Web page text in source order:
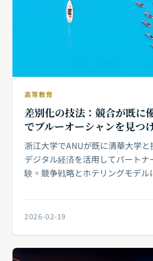
高等教育
差別化の技法：競合が既に
でブルーオーシャンを見つ
浙江大学でANUが既に清華大学
デジタル経済を活用してパート
験。競争戦略とホテリングモデル
2026-02-19